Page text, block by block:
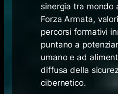
sinergia tra mondo
Forza Armata,
percorsi formativi
puntano a
umano e ad
diffusa della
cibernetico.